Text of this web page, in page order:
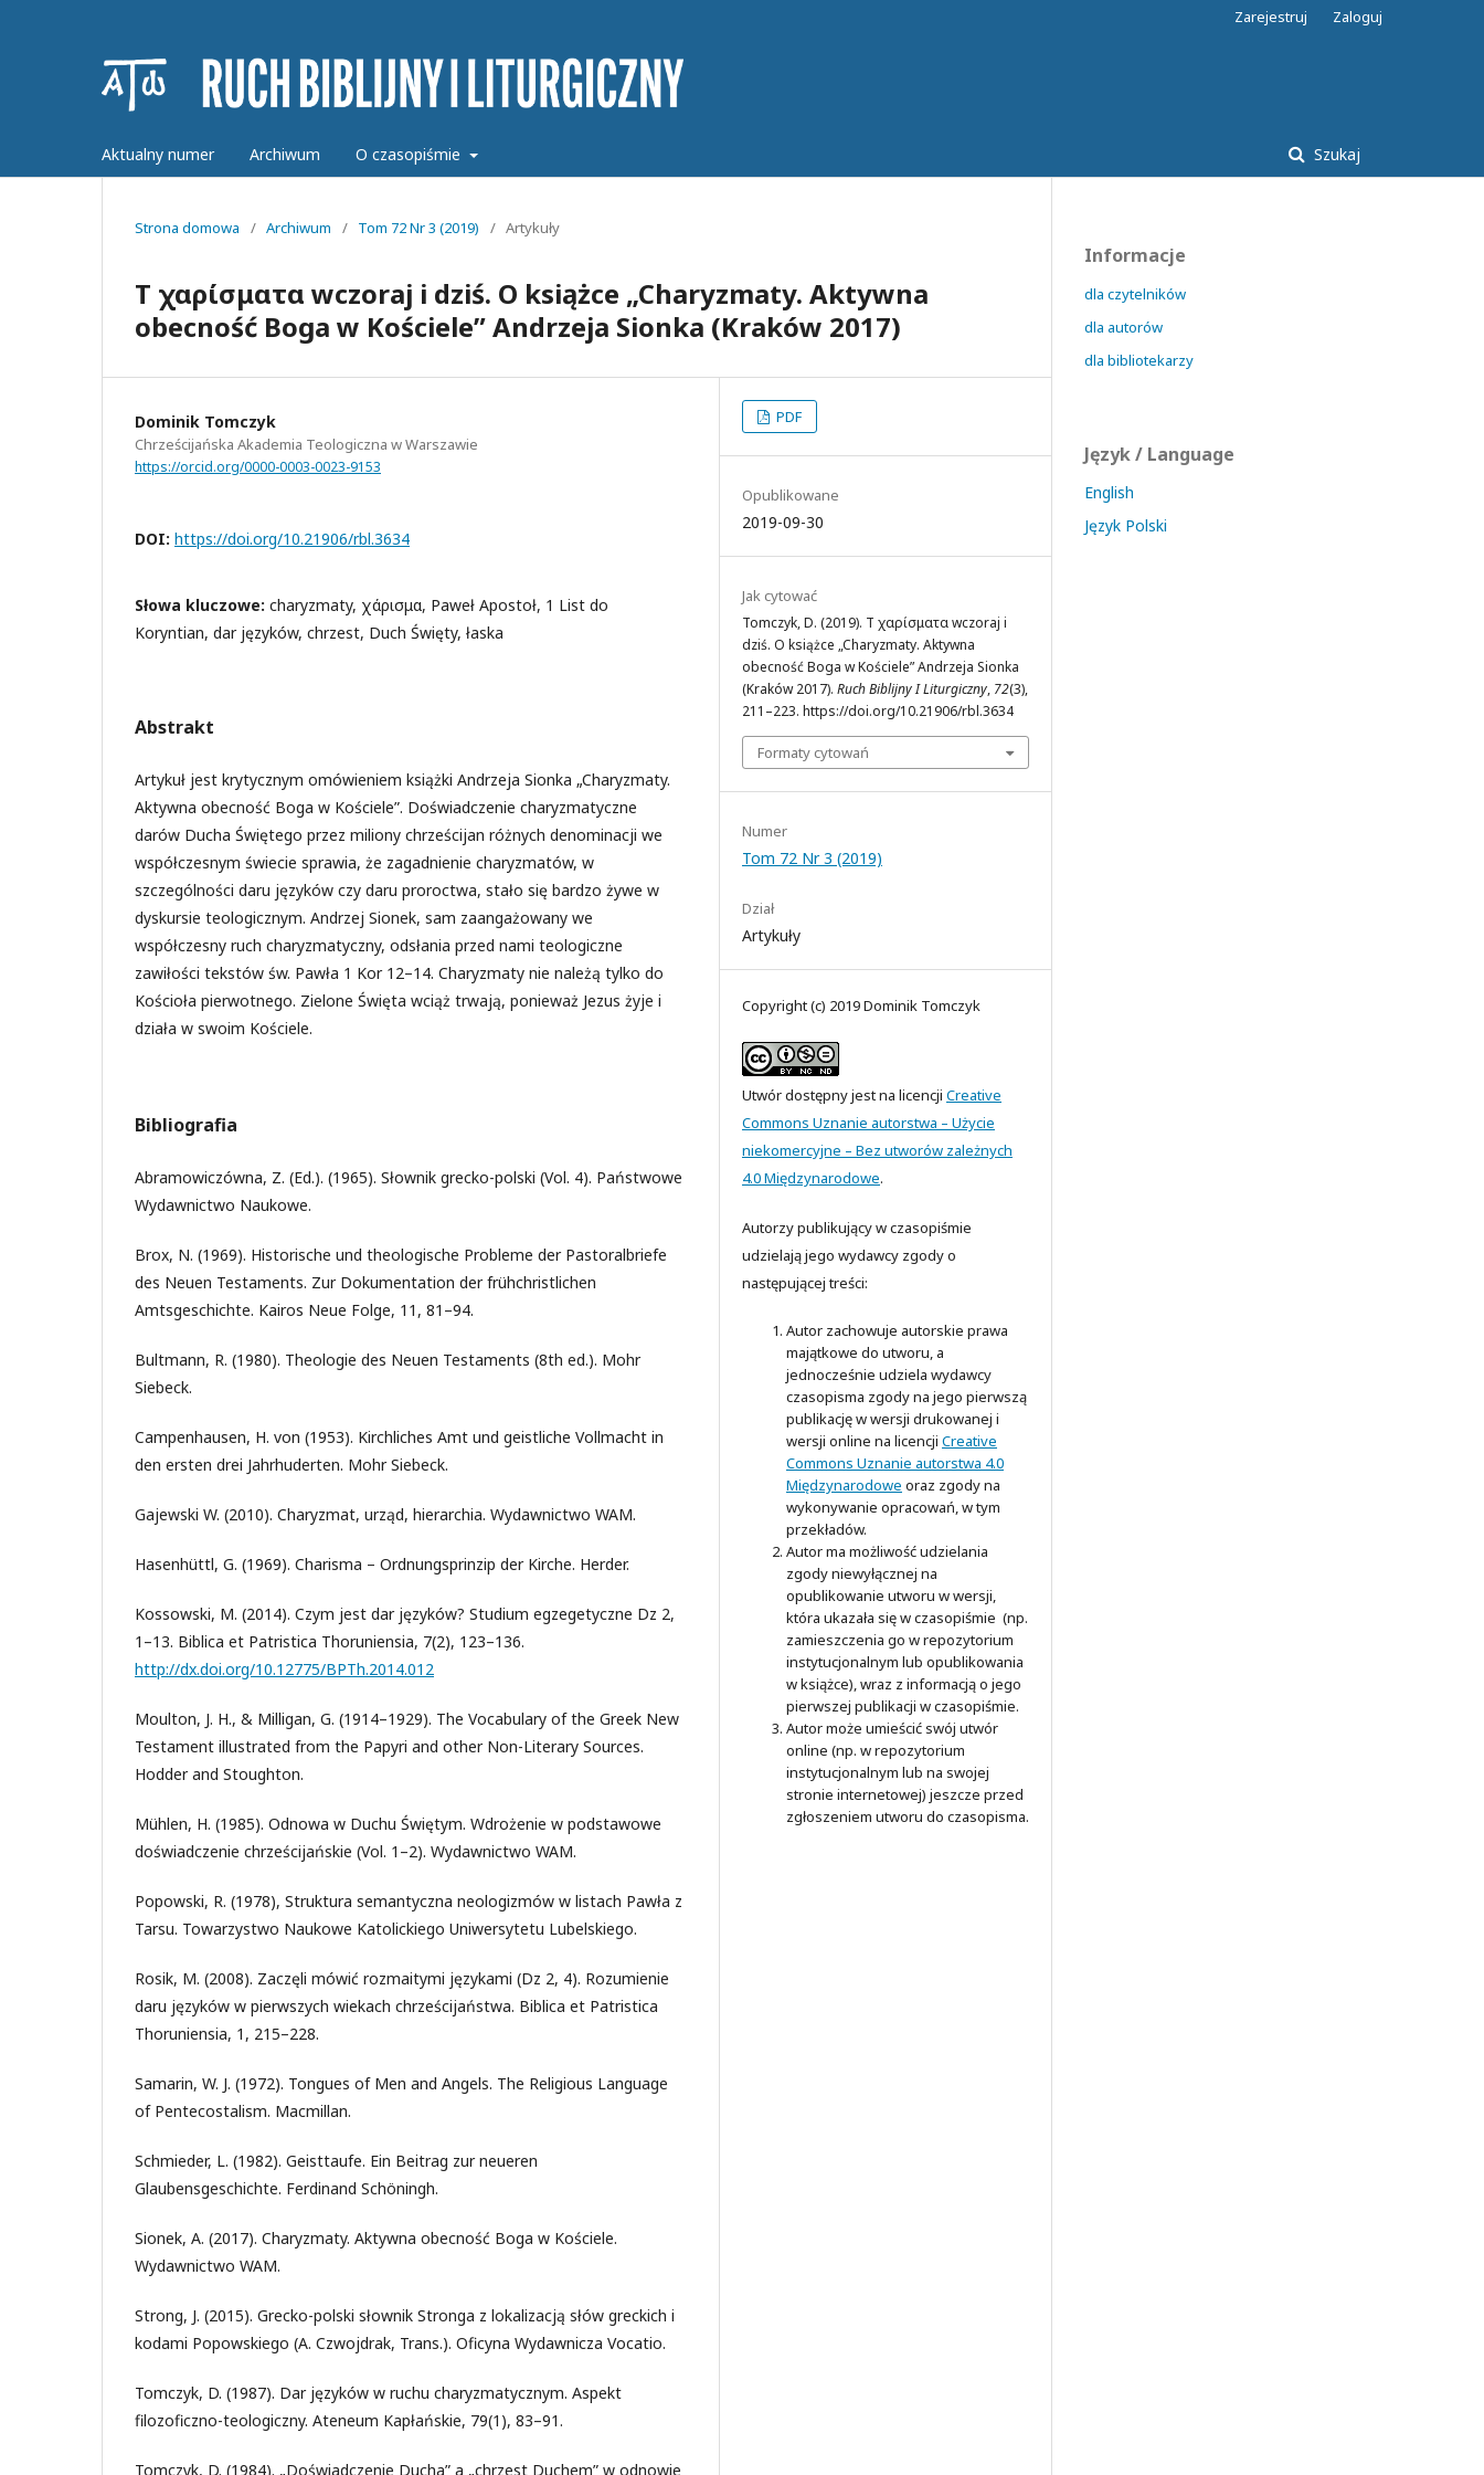
Aktualny numer Archiwum O czasopiśmie Szukaj
Zarejestruj Zaloguj
Strona domowa / Archiwum / Tom 72 Nr 3 (2019) / Artykuły
Τὰ χαρίσματα wczoraj i dziś. O książce „Charyzmaty. Aktywna
obecność Boga w Kościele” Andrzeja Sionka (Kraków 2017)
Dominik Tomczyk
Chrześcijańska Akademia Teologiczna w Warszawie
https://orcid.org/0000-0003-0023-9153
DOI: https://doi.org/10.21906/rbl.3634
Słowa kluczowe: charyzmaty, χάρισμα, Paweł Apostoł, 1 List do
Koryntian, dar języków, chrzest, Duch Święty, łaska
Abstrakt
Artykuł jest krytycznym omówieniem książki Andrzeja Sionka „Charyzmaty.
Aktywna obecność Boga w Kościele”. Doświadczenie charyzmatyczne
darów Ducha Świętego przez miliony chrześcijan różnych denominacji we
współczesnym świecie sprawia, że zagadnienie charyzmatów, w
szczególności daru języków czy daru proroctwa, stało się bardzo żywe w
dyskursie teologicznym. Andrzej Sionek, sam zaangażowany we
współczesny ruch charyzmatyczny, odsłania przed nami teologiczne
zawiłości tekstów św. Pawła 1 Kor 12–14. Charyzmaty nie należą tylko do
Kościoła pierwotnego. Zielone Święta wciąż trwają, ponieważ Jezus żyje i
działa w swoim Kościele.
Bibliografia
Abramowiczówna, Z. (Ed.). (1965). Słownik grecko-polski (Vol. 4). Państwowe
Wydawnictwo Naukowe.
Brox, N. (1969). Historische und theologische Probleme der Pastoralbriefe
des Neuen Testaments. Zur Dokumentation der frühchristlichen
Amtsgeschichte. Kairos Neue Folge, 11, 81–94.
Bultmann, R. (1980). Theologie des Neuen Testaments (8th ed.). Mohr
Siebeck.
Campenhausen, H. von (1953). Kirchliches Amt und geistliche Vollmacht in
den ersten drei Jahrhuderten. Mohr Siebeck.
Gajewski W. (2010). Charyzmat, urząd, hierarchia. Wydawnictwo WAM.
Hasenhüttl, G. (1969). Charisma – Ordnungsprinzip der Kirche. Herder.
Kossowski, M. (2014). Czym jest dar języków? Studium egzegetyczne Dz 2,
1–13. Biblica et Patristica Thoruniensia, 7(2), 123–136.
http://dx.doi.org/10.12775/BPTh.2014.012
Moulton, J. H., & Milligan, G. (1914–1929). The Vocabulary of the Greek New
Testament illustrated from the Papyri and other Non-Literary Sources.
Hodder and Stoughton.
Mühlen, H. (1985). Odnowa w Duchu Świętym. Wdrożenie w podstawowe
doświadczenie chrześcijańskie (Vol. 1–2). Wydawnictwo WAM.
Popowski, R. (1978), Struktura semantyczna neologizmów w listach Pawła z
Tarsu. Towarzystwo Naukowe Katolickiego Uniwersytetu Lubelskiego.
Rosik, M. (2008). Zaczęli mówić rozmaitymi językami (Dz 2, 4). Rozumienie
daru języków w pierwszych wiekach chrześcijaństwa. Biblica et Patristica
Thoruniensia, 1, 215–228.
Samarin, W. J. (1972). Tongues of Men and Angels. The Religious Language
of Pentecostalism. Macmillan.
Schmieder, L. (1982). Geisttaufe. Ein Beitrag zur neueren
Glaubensgeschichte. Ferdinand Schöningh.
Sionek, A. (2017). Charyzmaty. Aktywna obecność Boga w Kościele.
Wydawnictwo WAM.
Strong, J. (2015). Grecko-polski słownik Stronga z lokalizacją słów greckich i
kodami Popowskiego (A. Czwojdrak, Trans.). Oficyna Wydawnicza Vocatio.
Tomczyk, D. (1987). Dar języków w ruchu charyzmatycznym. Aspekt
filozoficzno-teologiczny. Ateneum Kapłańskie, 79(1), 83–91.
Tomczyk, D. (1984). „Doświadczenie Ducha” a „chrzest Duchem” w odnowie
PDF
Opublikowane
2019-09-30
Jak cytować
Tomczyk, D. (2019). Τὰ χαρίσματα wczoraj i
dziś. O książce „Charyzmaty. Aktywna
obecność Boga w Kościele” Andrzeja Sionka
(Kraków 2017). Ruch Biblijny I Liturgiczny, 72(3),
211–223. https://doi.org/10.21906/rbl.3634
Formaty cytowań
Numer
Tom 72 Nr 3 (2019)
Dział
Artykuły
Copyright (c) 2019 Dominik Tomczyk
Utwór dostępny jest na licencji Creative
Commons Uznanie autorstwa – Użycie
niekomercyjne – Bez utworów zależnych
4.0 Międzynarodowe.
Autorzy publikujący w czasopiśmie
udzielają jego wydawcy zgody o
następującej treści:
Autor zachowuje autorskie prawa
majątkowe do utworu, a
jednocześnie udziela wydawcy
czasopisma zgody na jego pierwszą
publikację w wersji drukowanej i
wersji online na licencji Creative
Commons Uznanie autorstwa 4.0
Międzynarodowe oraz zgody na
wykonywanie opracowań, w tym
przekładów.
Autor ma możliwość udzielania
zgody niewyłącznej na
opublikowanie utworu w wersji,
która ukazała się w czasopiśmie (np.
zamieszczenia go w repozytorium
instytucjonalnym lub opublikowania
w książce), wraz z informacją o jego
pierwszej publikacji w czasopiśmie.
Autor może umieścić swój utwór
online (np. w repozytorium
instytucjonalnym lub na swojej
stronie internetowej) jeszcze przed
zgłoszeniem utworu do czasopisma.
Informacje
dla czytelników
dla autorów
dla bibliotekarzy
Język / Language
English
Język Polski